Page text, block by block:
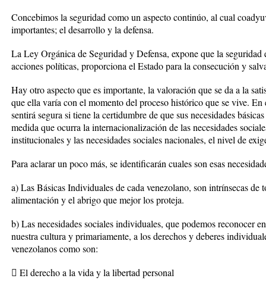
Concebimos la seguridad como un aspecto continúo, al cual
importantes; el desarrollo y la defensa.
La Ley Orgánica de Seguridad y Defensa, expone que la seguridad
acciones políticas, proporciona el Estado para la consecución y
Hay otro aspecto que es importante, la valoración que se da a la
que ella varía con el momento del proceso histórico que se vive.
sentirá segura si tiene la certidumbre de que sus necesidades
medida que ocurra la internacionalización de las necesidades
institucionales y las necesidades sociales nacionales, el nivel de
Para aclarar un poco más, se identificarán cuales son esas
a) Las Básicas Individuales de cada venezolano, son intrínsecas de
alimentación y el abrigo que mejor los proteja.
b) Las necesidades sociales individuales, que podemos reconocer
nuestra cultura y primariamente, a los derechos y deberes
venezolanos como son:
 El derecho a la vida y la libertad personal